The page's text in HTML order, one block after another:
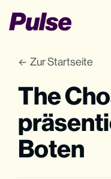
Zur Startseite
The
Boten